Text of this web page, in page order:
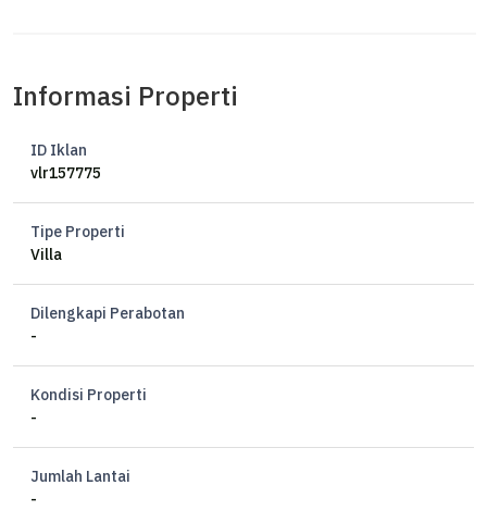
Informasi Properti
ID Iklan
vlr157775
Tipe Properti
Villa
Dilengkapi Perabotan
-
Kondisi Properti
-
Jumlah Lantai
-